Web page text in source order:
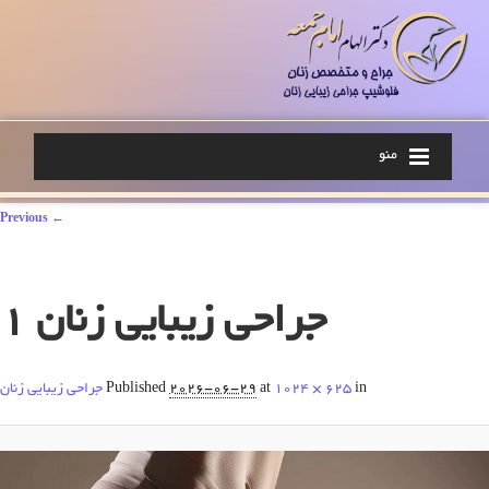
منو
← Previous
جراحی زیبایی زنان 1
Published 2026-06-29 at 1024 × 625 in جراحی زیبایی زنان